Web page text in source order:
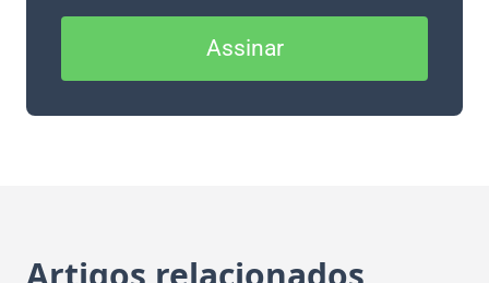
Assinar